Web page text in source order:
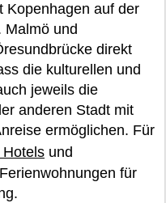
Kopenhagen auf der
Malmö und
direkt
die kulturellen und
jeweils die
anderen Stadt mit
ermöglichen. Für
Hotels und
für